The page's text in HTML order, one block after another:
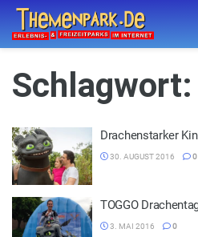
Schlagwort:
Drachenstarker
30. AUGUST 2016 0
TOGGO
3. MAI 2016 0